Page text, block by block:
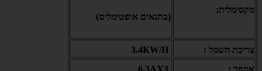
מקסימלית:
(בתנאים אופטימלים)
צריכת חשמל :